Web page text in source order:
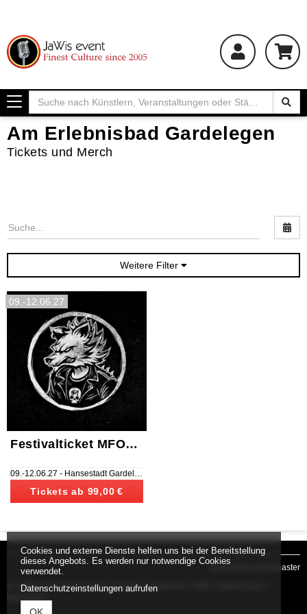
Toggle
navigation
Am Erlebnisbad Gardelegen
Tickets und Merch
Weitere Filter
09.-12.06.27
Festivalticket MFOA 2027
09.-12.06.27 - Hansestadt Gardelegen
Tickets ab 99,00 €
powered by tickettoaster
© JaWis event Ticket Store •Fragen & Antworten
Cookies und externe Dienste helfen uns bei der Bereitstellung
dieses Angebots. Es werden nur notwendige Cookies
verwendet.
Datenschutzeinstellungen aufrufen